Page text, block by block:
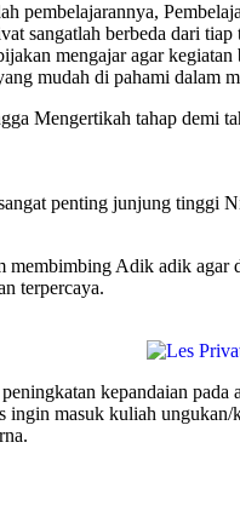
sangatlah berbeda dari
mengajar agar
mudah di pahami dalam
Mengertikah tahap demi
penting junjung tinggi
Adik adik
terpercaya.
kepandaian
masuk kuliah